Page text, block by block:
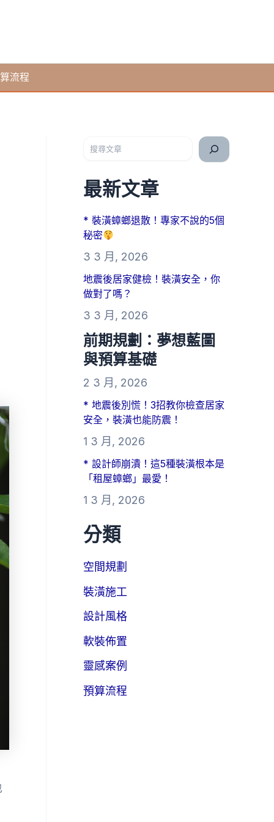
流程
最新文章
* 裝潢蟑螂退散！專家不說的5個
秘密
3 3 月, 2026
地震後居家健檢！裝潢安全，你
做對了嗎？
3 3 月, 2026
前期規劃：夢想藍圖
與預算基礎
2 3 月, 2026
* 地震後別慌！3招教你檢查居家
安全，裝潢也能防震！
1 3 月, 2026
* 設計師崩潰！這5種裝潢根本是
「租屋蟑螂」最愛！
1 3 月, 2026
分類
空間規劃
裝潢施工
設計風格
軟裝佈置
靈感案例
預算流程